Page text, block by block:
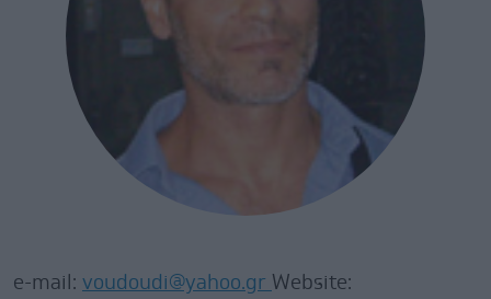
e-mail: voudoudi@yahoo.gr Website: